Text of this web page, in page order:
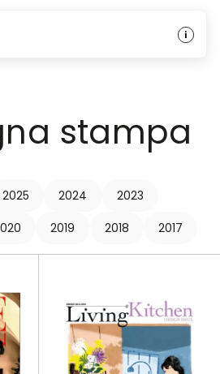
stampa
2025 2024
2023
2019 2018 2017